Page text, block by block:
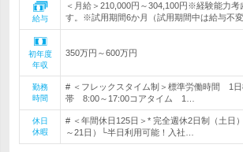
給与
＜月給＞210,000円～304,100円※経験能力考
す。※試用期間6か月（試用期間中は給与不変
初年度
年収
350万円～600万円
勤務
時間
# ＜フレックスタイム制＞標準労働時間 1日
帯 8:00～17:00コアタイム 1…
休日
休暇
# ＜年間休日125日＞* 完全週休2日制（土日
～21日）└半日利用可能！入社…